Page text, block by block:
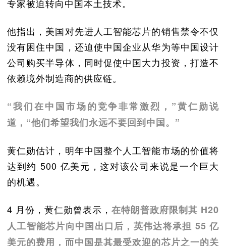
专家被迫转向中国本土技术。
他指出，美国对先进人工智能芯片的销售禁令不仅
没有困住中国，还迫使中国企业从华为等中国设计
公司购买半导体，同时促使中国大力投资，打造不
依赖境外制造商的供应链。
“我们在中国市场的竞争非常激烈，”黄仁勋说
道，“他们希望我们永远不要回到中国。”
黄仁勋估计，明年中国整个人工智能市场的价值将
达到约 500 亿美元，这对该公司来说是一个巨大
的机遇。
4 月份，黄仁勋曾表示， 在特朗普政府限制其 H20
人工智能芯片向中国出口后，英伟达将承担 55 亿
美元的费用，而中国是其最受欢迎的芯片之一的关